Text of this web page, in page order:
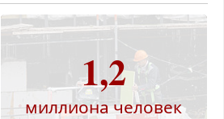
1,2
миллиона человек